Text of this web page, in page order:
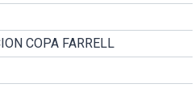
COPA FARRELL